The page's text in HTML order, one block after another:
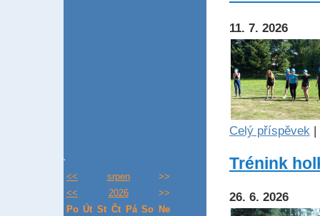
<< srpen
>>
<<
2026
>>
Po Út St Čt Pá So Ne
11. 7. 2026
Celý příspěvek |
Trénink
26. 6. 2026